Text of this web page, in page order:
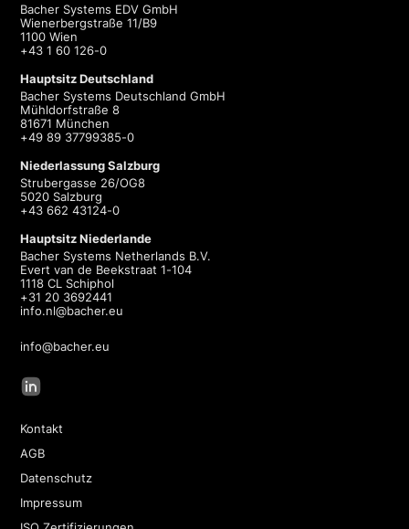
Bacher Systems EDV GmbH
Wienerbergstraße 11/B9
1100 Wien
+43 1 60 126-0
Hauptsitz Deutschland
Bacher Systems Deutschland GmbH
Mühldorfstraße 8
81671 München
+49 89 37799385-0
Niederlassung Salzburg
Strubergasse 26/OG8
5020 Salzburg
+43 662 43124-0
Hauptsitz Niederlande
Bacher Systems Netherlands B.V.
Evert van de Beekstraat 1-104
1118 CL Schiphol
+31 20 3692441
info.nl@bacher.eu
info@bacher.eu
Kontakt
AGB
Datenschutz
Impressum